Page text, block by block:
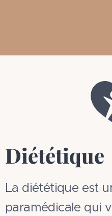
Diététique
La diététique est
paramédicale qui